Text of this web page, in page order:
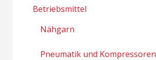
Betriebsmittel
Nähgarn
Pneumatik und Kompressoren